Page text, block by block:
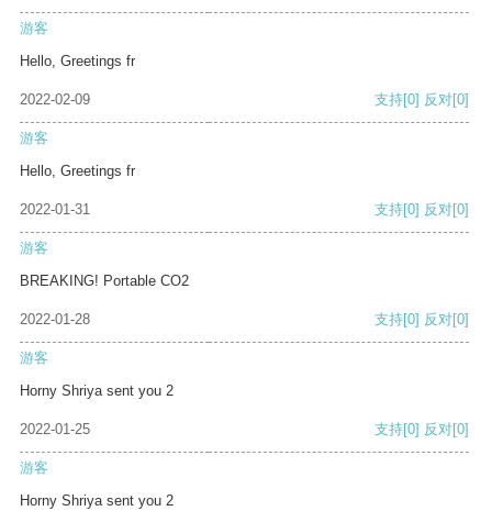
游客
Hello, Greetings fr
2022-02-09 支持[0] 反对[0]
游客
Hello, Greetings fr
2022-01-31 支持[0] 反对[0]
游客
BREAKING! Portable CO2
2022-01-28 支持[0] 反对[0]
游客
Horny Shriya sent you 2
2022-01-25 支持[0] 反对[0]
游客
Horny Shriya sent you 2